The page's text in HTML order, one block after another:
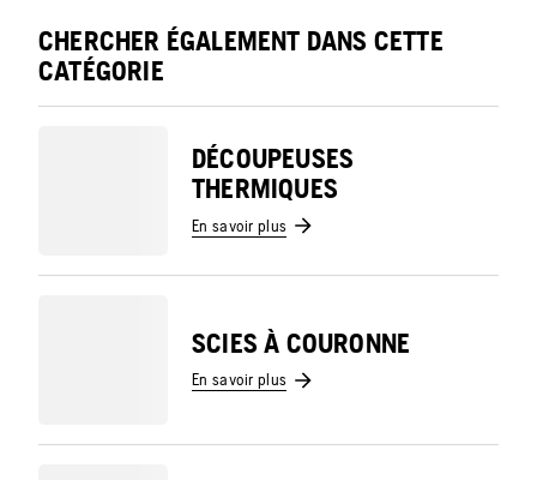
CHERCHER ÉGALEMENT DANS CETTE
CATÉGORIE
DÉCOUPEUSES
THERMIQUES
En savoir plus
SCIES À COURONNE
En savoir plus